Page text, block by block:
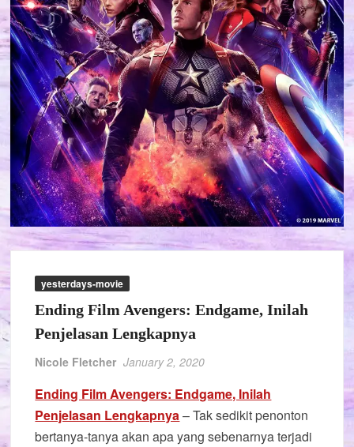
yesterdays-movie
Ending Film Avengers: Endgame, Inilah
Penjelasan Lengkapnya
Nicole Fletcher January 2, 2020
Ending Film Avengers: Endgame, Inilah
Penjelasan Lengkapnya– Tak sedikit penonton
bertanya-tanya akan apa yang sebenarnya terjadi